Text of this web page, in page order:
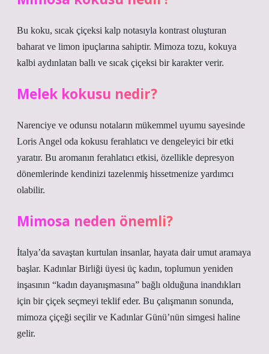
Bu koku, sıcak çiçeksi kalp notasıyla kontrast oluşturan
baharat ve limon ipuçlarına sahiptir. Mimoza tozu, kokuya
kalbi aydınlatan ballı ve sıcak çiçeksi bir karakter verir.
Melek kokusu nedir?
Narenciye ve odunsu notaların mükemmel uyumu sayesinde
Loris Angel oda kokusu ferahlatıcı ve dengeleyici bir etki
yaratır. Bu aromanın ferahlatıcı etkisi, özellikle depresyon
dönemlerinde kendinizi tazelenmiş hissetmenize yardımcı
olabilir.
Mimosa neden önemli?
İtalya’da savaştan kurtulan insanlar, hayata dair umut aramaya
başlar. Kadınlar Birliği üyesi üç kadın, toplumun yeniden
inşasının “kadın dayanışmasına” bağlı olduğuna inandıkları
için bir çiçek seçmeyi teklif eder. Bu çalışmanın sonunda,
mimoza çiçeği seçilir ve Kadınlar Günü’nün simgesi haline
gelir.